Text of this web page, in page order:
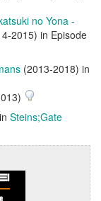
no Yona -
2015) in Episode
(2013-2018) in
Steins;Gate